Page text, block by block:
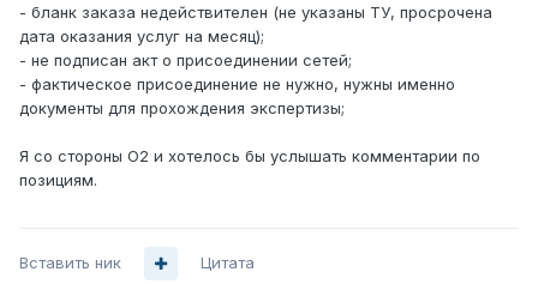
- бланк заказа недействителен (не указаны ТУ, просрочена
дата оказания услуг на месяц);
- не подписан акт о присоединении сетей;
- фактическое присоединение не нужно, нужны именно
документы для прохождения экспертизы;
Я со стороны О2 и хотелось бы услышать комментарии по
позициям.
Вставить ник Цитата